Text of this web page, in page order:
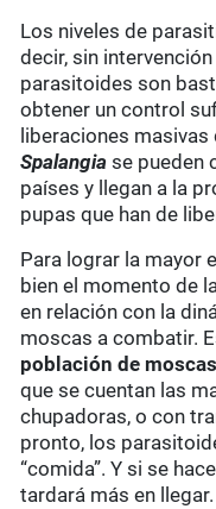
Los niveles de
decir, sin
parasitoides son
obtener un control
liberaciones
Spalangia se pueden
países y llegan a la
pupas que han de
Para lograr la mayor
bien el momento de
en relación con la
moscas a combatir.
población de moscas
que se cuentan las
chupadoras, o con
pronto, los
“comida”. Y si se
tardará más en llegar.